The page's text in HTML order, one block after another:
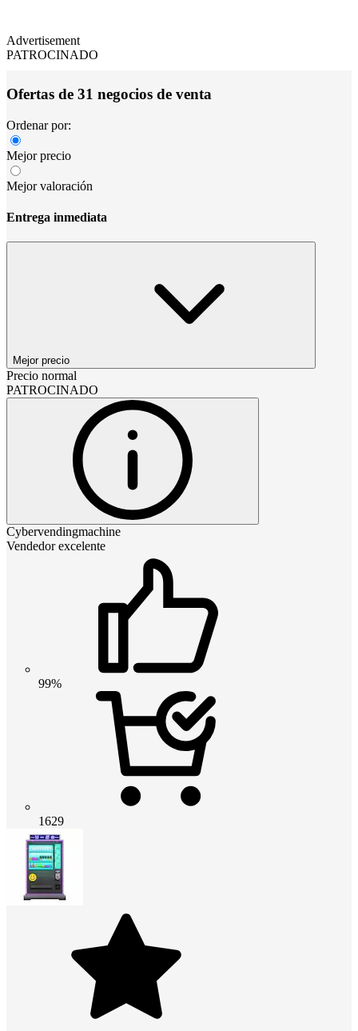
Advertisement
PATROCINADO
Ofertas de 31 negocios de venta
Ordenar por:
Mejor precio
Mejor valoración
Entrega inmediata
Mejor precio
Precio normal
PATROCINADO
Cybervendingmachine
Vendedor excelente
99%
1629